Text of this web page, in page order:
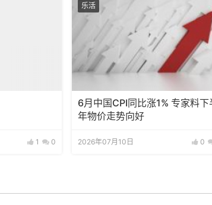
1 0
乐活
6月中国CPI同比涨1% 专家料下
年物价走势向好
2026年07月10日 0